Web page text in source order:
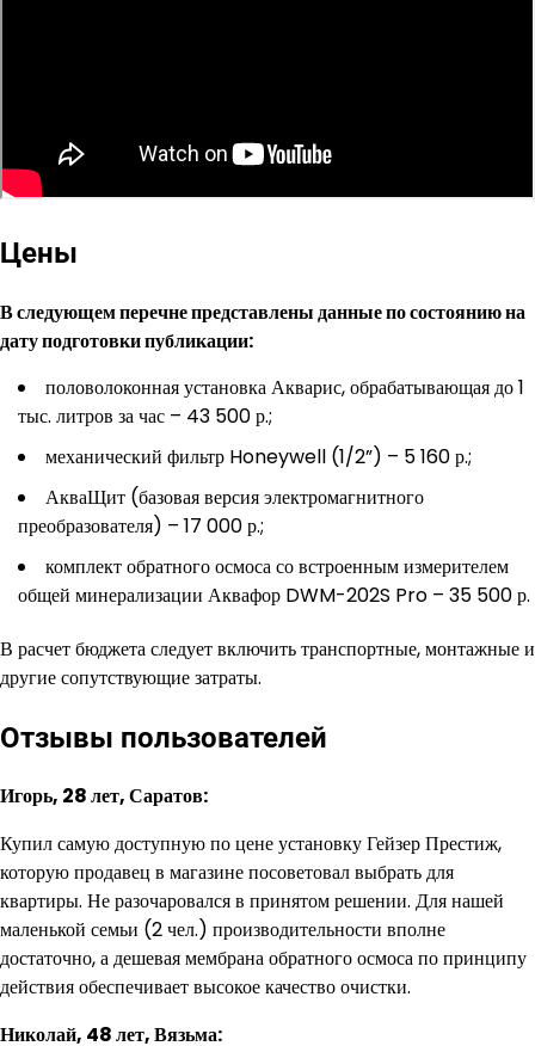
Цены
В следующем перечне представлены данные по состоянию на
дату подготовки публикации:
половолоконная установка Акварис, обрабатывающая до 1
тыс. литров за час – 43 500 р.;
механический фильтр Honeywell (1/2”) – 5 160 р.;
АкваЩит (базовая версия электромагнитного
преобразователя) – 17 000 р.;
комплект обратного осмоса со встроенным измерителем
общей минерализации Аквафор DWM-202S Pro – 35 500 р.
В расчет бюджета следует включить транспортные, монтажные и
другие сопутствующие затраты.
Отзывы пользователей
Игорь, 28 лет, Саратов:
Купил самую доступную по цене установку Гейзер Престиж,
которую продавец в магазине посоветовал выбрать для
квартиры. Не разочаровался в принятом решении. Для нашей
маленькой семьи (2 чел.) производительности вполне
достаточно, а дешевая мембрана обратного осмоса по принципу
действия обеспечивает высокое качество очистки.
Николай, 48 лет, Вязьма: